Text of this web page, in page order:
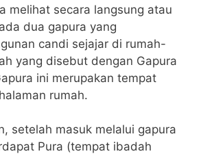
melihat secara langsung atau
dua gapura yang
candi sejajar di rumah-
yang disebut dengan Gapura
ini merupakan tempat
rumah.
setelah masuk melalui gapura
Pura (tempat ibadah